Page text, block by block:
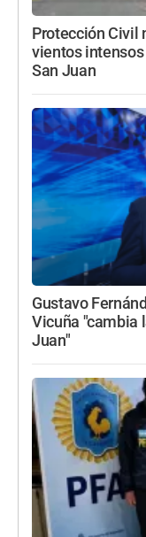
Protección Civil
vientos
San Juan
Gustavo
Vicuña "cambia
Juan"